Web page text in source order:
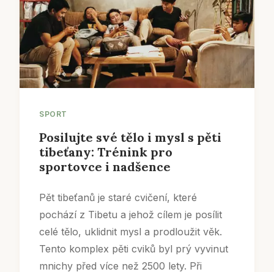
SPORT
Posilujte své tělo i mysl s pěti
tibeťany: Trénink pro
sportovce i nadšence
Pět tibeťanů je staré cvičení, které
pochází z Tibetu a jehož cílem je posílit
celé tělo, uklidnit mysl a prodloužit věk.
Tento komplex pěti cviků byl prý vyvinut
mnichy před více než 2500 lety. Při